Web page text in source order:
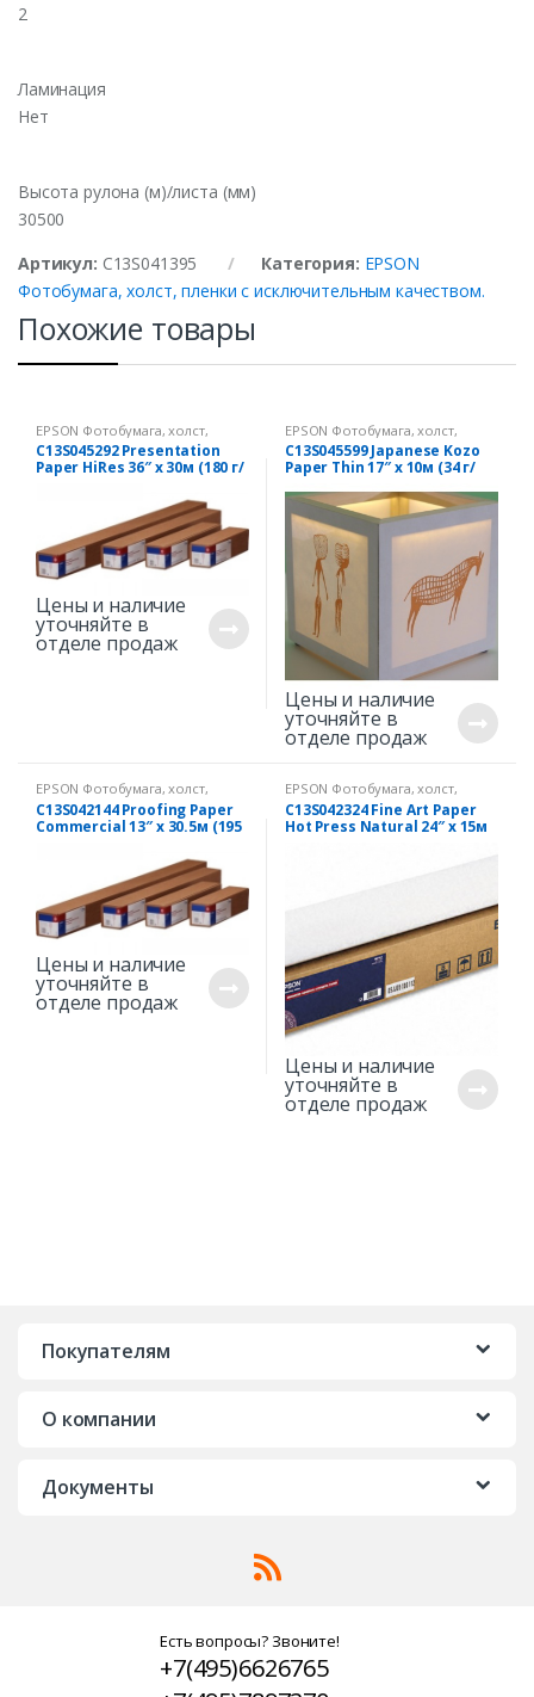
2
Ламинация
Нет
Высота рулона (м)/листа (мм)
30500
Артикул: C13S041395 Категория: EPSON
Фотобумага, холст, пленки с исключительным качеством.
Похожие товары
EPSON Фотобумага, холст,
пленки с исключительным
качеством.
C13S045292 Presentation
Paper HiRes 36″ x 30м (180 г/
Цены и наличие
уточняйте в
отделе продаж
EPSON Фотобумага, холст,
пленки с исключительным
качеством.
C13S045599 Japanese Kozo
Paper Thin 17″ x 10м (34 г/
Цены и наличие
уточняйте в
отделе продаж
EPSON Фотобумага, холст,
пленки с исключительным
качеством.
C13S042144 Proofing Paper
Commercial 13″ х 30.5м (195
Цены и наличие
уточняйте в
отделе продаж
EPSON Фотобумага, холст,
пленки с исключительным
качеством.
C13S042324 Fine Art Paper
Hot Press Natural 24″ х 15м
Цены и наличие
уточняйте в
отделе продаж
Покупателям
О компании
Документы
Есть вопросы? Звоните!
+7(495)6626765